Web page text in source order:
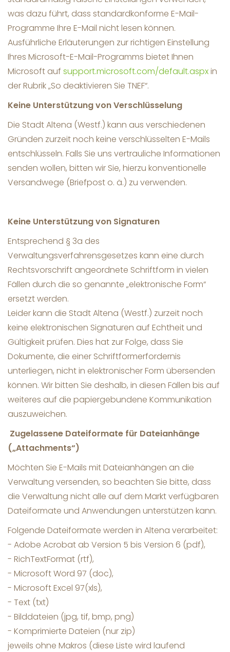
was dazu führt, dass standardkonforme E-Mail-
Programme Ihre E-Mail nicht lesen können.
Ausführliche Erläuterungen zur richtigen Einstellung
Ihres Microsoft-E-Mail-Programms bietet Ihnen
Microsoft auf support.microsoft.com/default.aspxin
der Rubrik „So deaktivieren Sie TNEF“.
Keine Unterstützung von Verschlüsselung
Die Stadt Altena (Westf.) kann aus verschiedenen
Gründen zurzeit noch keine verschlüsselten E-Mails
entschlüsseln. Falls Sie uns vertrauliche Informationen
senden wollen, bitten wir Sie, hierzu konventionelle
Versandwege (Briefpost o. ä.) zu verwenden.
Keine Unterstützung von Signaturen
Entsprechend § 3a des
Verwaltungsverfahrensgesetzes kann eine durch
Rechtsvorschrift angeordnete Schriftform in vielen
Fällen durch die so genannte „elektronische Form“
ersetzt werden.
Leider kann die Stadt Altena (Westf.) zurzeit noch
keine elektronischen Signaturen auf Echtheit und
Gültigkeit prüfen. Dies hat zur Folge, dass Sie
Dokumente, die einer Schriftformerfordernis
unterliegen, nicht in elektronischer Form übersenden
können. Wir bitten Sie deshalb, in diesen Fällen bis auf
weiteres auf die papiergebundene Kommunikation
auszuweichen.
Zugelassene Dateiformate für Dateianhänge
(„Attachments“)
Möchten Sie E-Mails mit Dateianhängen an die
Verwaltung versenden, so beachten Sie bitte, dass
die Verwaltung nicht alle auf dem Markt verfügbaren
Dateiformate und Anwendungen unterstützen kann.
Folgende Dateiformate werden in Altena verarbeitet:
- Adobe Acrobat ab Version 5 bis Version 6 (pdf),
- RichTextFormat (rtf),
- Microsoft Word 97 (doc),
- Microsoft Excel 97(xls),
- Text (txt)
- Bilddateien (jpg, tif, bmp, png)
- Komprimierte Dateien (nur zip)
jeweils ohne Makros (diese Liste wird laufend